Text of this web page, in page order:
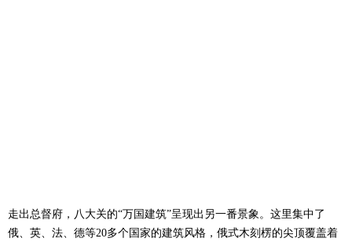
走出总督府，八大关的“万国建筑”呈现出另一番景象。这里集中了
俄、英、法、德等20多个国家的建筑风格，俄式木刻楞的尖顶覆盖着